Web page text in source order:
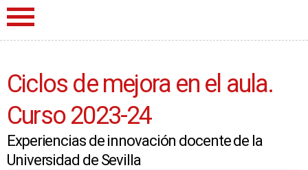
Ciclos de mejora en el aula.
Curso 2023-24
Experiencias de innovación docente de la
Universidad de Sevilla